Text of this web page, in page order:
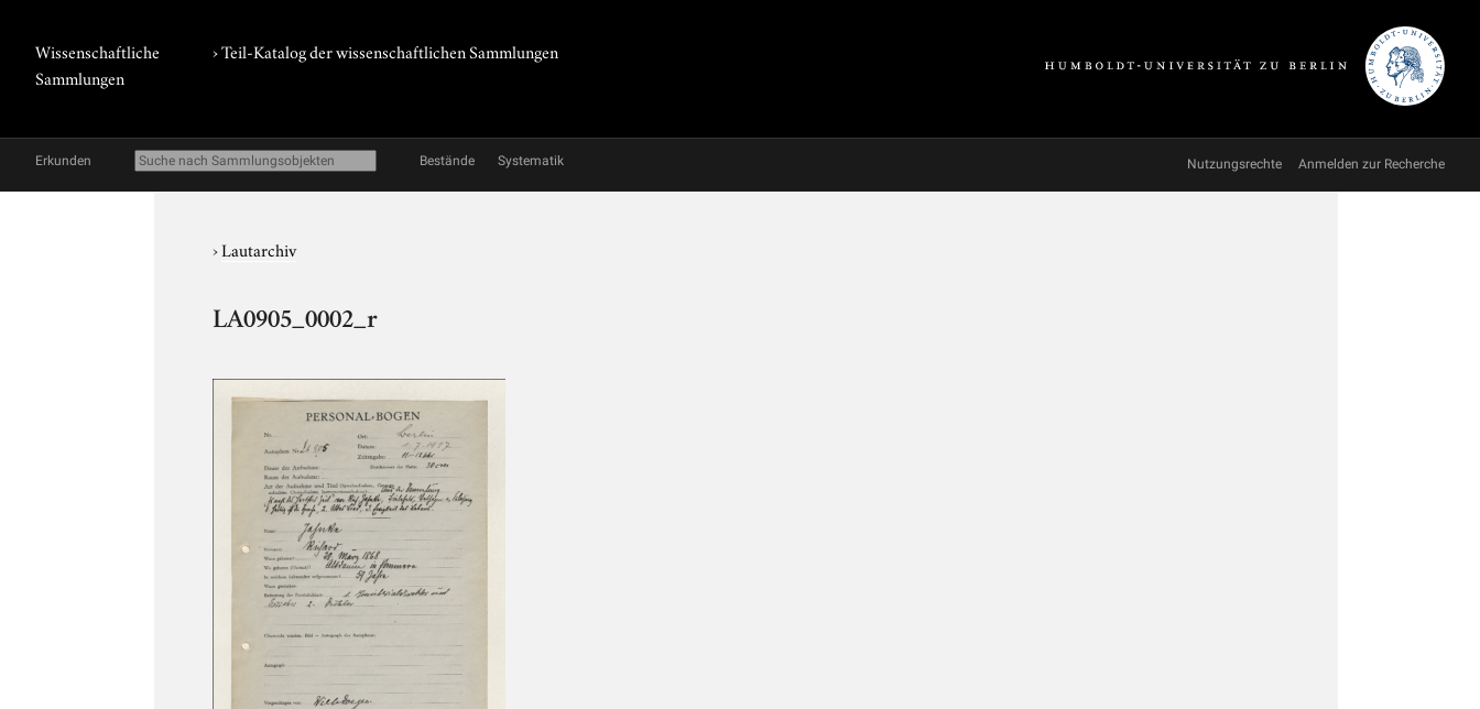
Wissenschaftliche
Sammlungen
› Teil-Katalog der wissenschaftlichen Sammlungen
Erkunden Bestände Systematik Nutzungsrechte Anmelden zur Recherche
›Lautarchiv
LA0905_0002_r